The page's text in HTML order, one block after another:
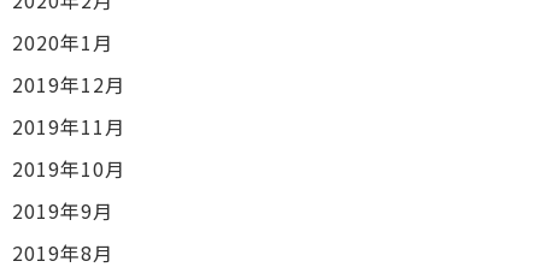
2020年1月
2019年12月
2019年11月
2019年10月
2019年9月
2019年8月